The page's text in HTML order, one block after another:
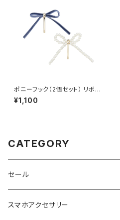
ポニーフック（2個セット） リボン
×パール HCF0248-BL（ブル
ー）
¥1,100
CATEGORY
セール
スマホアクセサリー